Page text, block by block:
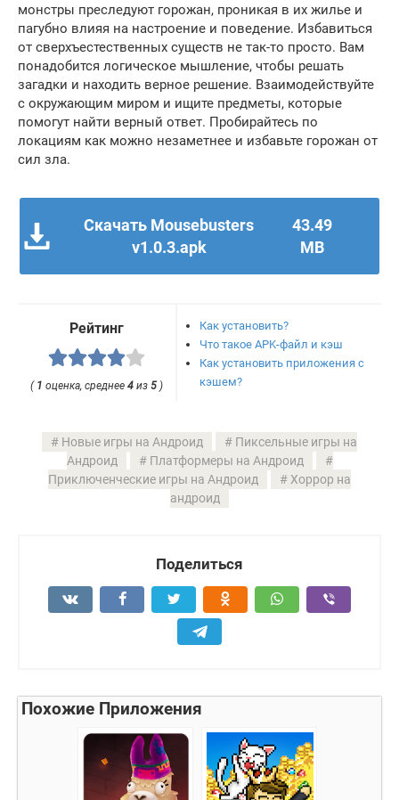
монстры преследуют горожан, проникая в их жилье и
пагубно влияя на настроение и поведение. Избавиться
от сверхъестественных существ не так-то просто. Вам
понадобится логическое мышление, чтобы решать
загадки и находить верное решение. Взаимодействуйте
с окружающим миром и ищите предметы, которые
помогут найти верный ответ. Пробирайтесь по
локациям как можно незаметнее и избавьте горожан от
сил зла.
Скачать Mousebusters
v1.0.3.apk
43.49
MB
Рейтинг
( 1 оценка, среднее4 из5 )
Как установить?
Что такое APK-файл и кэш
Как установить приложения с
кэшем?
Новые игры на Андроид
Пиксельные игры на
Андроид
Платформеры на Андроид
Приключенческие игры на Андроид
Хоррор на
андроид
Поделиться
Похожие Приложения